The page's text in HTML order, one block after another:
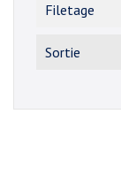
Filetage
Sortie